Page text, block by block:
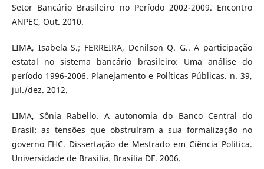
Setor Bancário Brasileiro no Período 2002-2009. Encontro
ANPEC, Out. 2010.
LIMA, Isabela S.; FERREIRA, Denilson Q. G.. A participação
estatal no sistema bancário brasileiro: Uma análise do
período 1996-2006. Planejamento e Políticas Públicas. n. 39,
jul./dez. 2012.
LIMA, Sônia Rabello. A autonomia do Banco Central do
Brasil: as tensões que obstruíram a sua formalização no
governo FHC. Dissertação de Mestrado em Ciência Política.
Universidade de Brasília. Brasília DF. 2006.